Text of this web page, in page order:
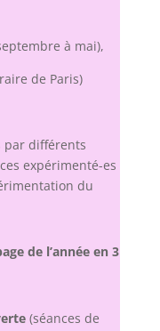
à mai),
de Paris)
par différents
expérimenté-es
du
de l’année en 3
(séances de